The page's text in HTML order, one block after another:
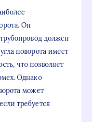
Он
должен
поворота имеет
что позволяет
Однако
может
требуется